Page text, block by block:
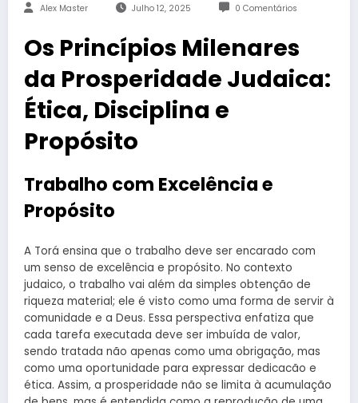
Alex Master Julho 12, 2025 0 Comentários
Os Princípios Milenares
da Prosperidade Judaica:
Ética, Disciplina e
Propósito
Trabalho com Excelência e
Propósito
A Torá ensina que o trabalho deve ser encarado com
um senso de excelência e propósito. No contexto
judaico, o trabalho vai além da simples obtenção de
riqueza material; ele é visto como uma forma de servir à
comunidade e a Deus. Essa perspectiva enfatiza que
cada tarefa executada deve ser imbuída de valor,
sendo tratada não apenas como uma obrigação, mas
como uma oportunidade para expressar dedicacão e
ética. Assim, a prosperidade não se limita à acumulação